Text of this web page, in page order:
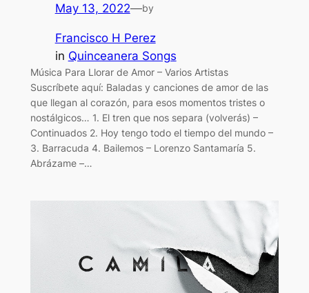
May 13, 2022—by
Francisco H Perez
in Quinceanera Songs
Música Para Llorar de Amor – Varios Artistas
Suscríbete aquí: Baladas y canciones de amor de las
que llegan al corazón, para esos momentos tristes o
nostálgicos… 1. El tren que nos separa (volverás) –
Continuados 2. Hoy tengo todo el tiempo del mundo –
3. Barracuda 4. Bailemos – Lorenzo Santamaría 5.
Abrázame –…